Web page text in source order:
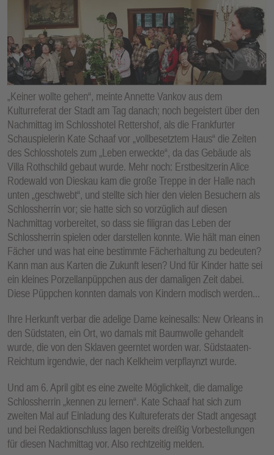
„Keiner wollte gehen“, meinte Annette Vankov aus dem
Kulturreferat der Stadt am Tag danach; noch begeistert über den
Nachmittag im Schlosshotel Rettershof, als die Frankfurter
Schauspielerin Kate Schaaf vor „vollbesetztem Haus“ die Zeiten
des Schlosshotels zum „Leben erweckte“, da das Gebäude als
Villa Rothschild gebaut wurde. Mehr noch: Erstbesitzerin Alice
Rodewald von Dieskau kam die große Treppe in der Halle nach
unten „geschwebt“, und stellte sich hier den vielen Besuchern als
Schlossherrin vor; sie hatte sich so vorzüglich auf diesen
Nachmittag vorbereitet, so dass sie filigran das Leben der
Schlossherrin spielen oder darstellen konnte. Wie hält man einen
Fächer und was hat eine bestimmte Fächerhaltung zu bedeuten?
Kann man aus Karten die Zukunft lesen? Und für Kinder hatte sei
ein kleines Porzellanpüppchen aus der damaligen Zeit dabei.
Diese Püppchen konnten damals von Kindern modisch werden...
Ihre Herkunft verbar die adelige Dame keinesalls: New Orleans in
den Südstaten, ein Ort, wo damals mit Baumwolle gehandelt
wurde, die von den Sklaven geerntet worden war. Südstaaten-
Reichtum irgendwie, der nach Kelkheim verpflaynzt wurde.
Und am 6. April gibt es eine zweite Möglichkeit, die damalige
Schlossherrin „kennen zu lernen“. Kate Schaaf hat sich zum
zweiten Mal auf Einladung des Kultureferats der Stadt angesagt
und bei Redaktionschluss lagen bereits dreißig Vorbestellungen
für diesen Nachmittag vor. Also rechtzeitig melden.
N
K
TI
O
N
E
N